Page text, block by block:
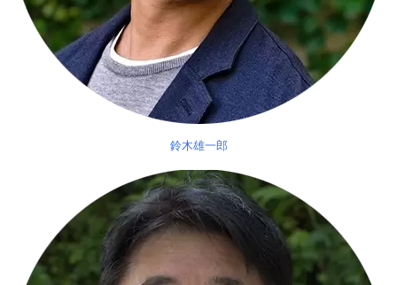
鈴木雄一郎